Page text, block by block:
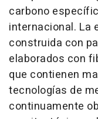
carbono
internacional. La
construida con
elaborados con
que contienen
tecnologías de
continuamente